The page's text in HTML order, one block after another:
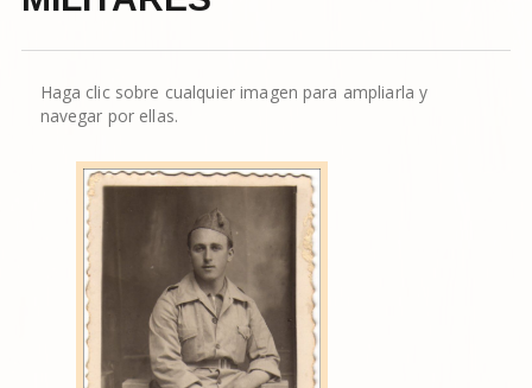
Haga clic sobre cualquier imagen para ampliarla y
navegar por ellas.